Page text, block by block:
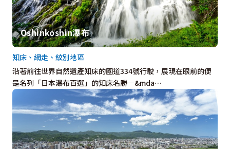
Oshinkoshin瀑布
沿著前往世界自然遺產知床的國道334號行駛，展現在眼前的便
是名列「日本瀑布百選」的知床名勝—&mda…
知床、網走、紋別地區